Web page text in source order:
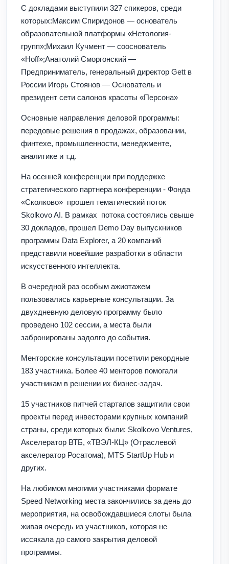
С докладами выступили 327 спикеров, среди
которых:Максим Спиридонов — основатель
образовательной платформы «Нетология-
групп»;Михаил Кучмент — сооснователь
«Hoff»;Анатолий Сморгонский —
Предприниматель, генеральный директор Gett в
России Игорь Стоянов — Основатель и
президент сети салонов красоты «Персона»
Основные направления деловой программы:
передовые решения в продажах, образовании,
финтехе, промышленности, менеджменте,
аналитике и т.д.
На осенней конференции при поддержке
стратегического партнера конференции - Фонда
«Сколково» прошел тематический поток
Skolkovo AI. В рамках потока состоялись свыше
30 докладов, прошел Demo Day выпускников
программы Data Explorer, а 20 компаний
представили новейшие разработки в области
искусственного интеллекта.
В очередной раз особым ажиотажем
пользовались карьерные консультации. За
двухдневную деловую программу было
проведено 102 сессии, а места были
забронированы задолго до события.
Менторские консультации посетили рекордные
183 участника. Более 40 менторов помогали
участникам в решении их бизнес-задач.
15 участников питчей стартапов защитили свои
проекты перед инвесторами крупных компаний
страны, среди которых были: Skolkovo Ventures,
Акселератор ВТБ, «ТВЭЛ-КЦ» (Отраслевой
акселератор Росатома), MTS StartUp Hub и
других.
На любимом многими участниками формате
Speed Networking места закончились за день до
мероприятия, на освобождавшиеся слоты была
живая очередь из участников, которая не
иссякала до самого закрытия деловой
программы.